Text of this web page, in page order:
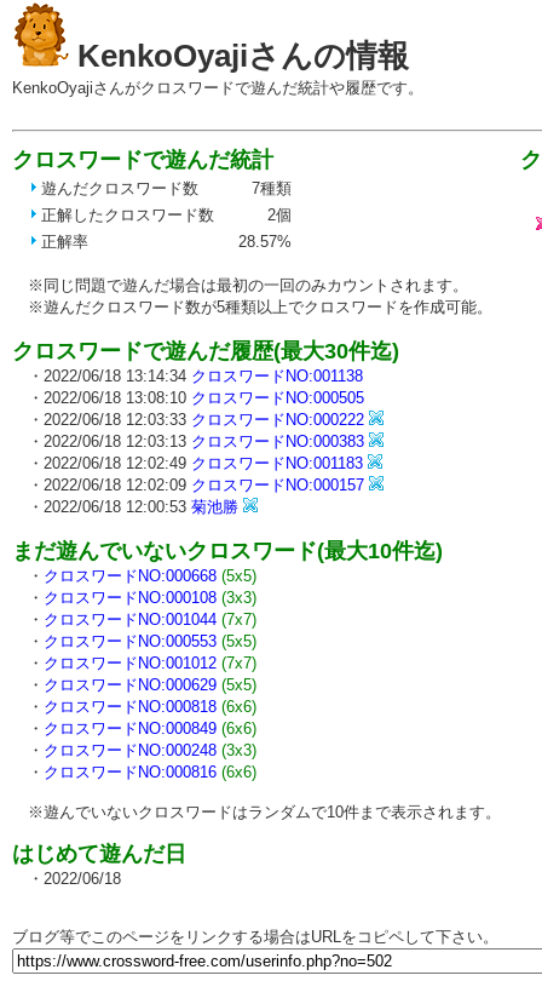
KenkoOyajiさんの情報
KenkoOyajiさんがクロスワードで遊んだ統計や履歴です。
クロスワードで遊んだ統計
遊んだクロスワード数
7種類
正解したクロスワード数
2個
正解率
28.57%
※同じ問題で遊んだ場合は最初の一回のみカウントされます。
※遊んだクロスワード数が5種類以上でクロスワードを作成可能。
クロスワードで遊んだ履歴(最大30件迄)
・2022/06/18 13:14:34 クロスワードNO:001138
・2022/06/18 13:08:10 クロスワードNO:000505
・2022/06/18 12:03:33 クロスワードNO:000222
・2022/06/18 12:03:13 クロスワードNO:000383
・2022/06/18 12:02:49 クロスワードNO:001183
・2022/06/18 12:02:09 クロスワードNO:000157
・2022/06/18 12:00:53 菊池勝
まだ遊んでいないクロスワード(最大10件迄)
・ クロスワードNO:000668 (5x5)
・ クロスワードNO:000108 (3x3)
・ クロスワードNO:001044 (7x7)
・ クロスワードNO:000553 (5x5)
・ クロスワードNO:001012 (7x7)
・ クロスワードNO:000629 (5x5)
・ クロスワードNO:000818 (6x6)
・ クロスワードNO:000849 (6x6)
・ クロスワードNO:000248 (3x3)
・ クロスワードNO:000816 (6x6)
※遊んでいないクロスワードはランダムで10件まで表示されます。
はじめて遊んだ日
・2022/06/18
ブログ等でこのページをリンクする場合はURLをコピペして下さい。